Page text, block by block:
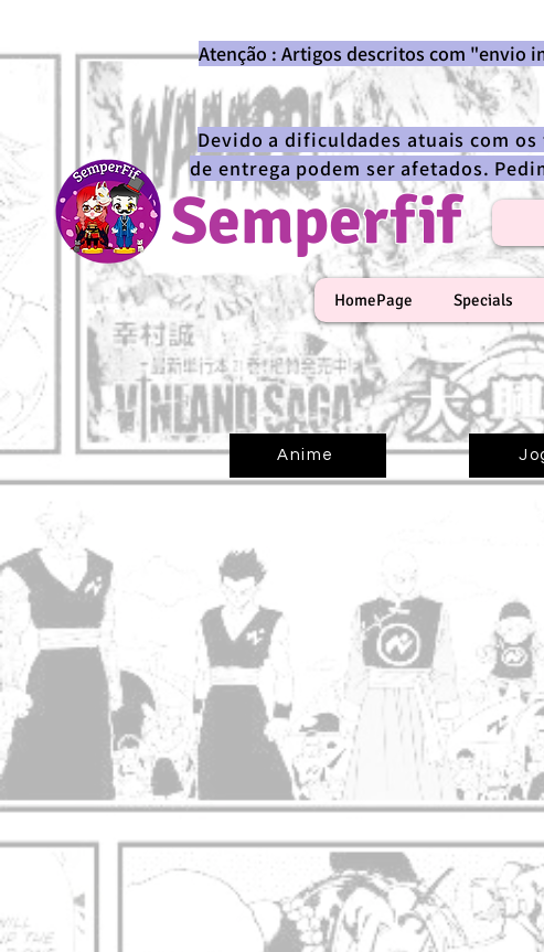
Semperfif
Atenção : Artigos descritos com "envio
Devido a dificuldades atuais com
de entrega podem ser afetados.
HomePage Specials
Anime